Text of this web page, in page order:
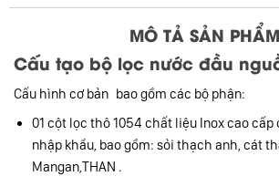
MÔ TẢ SẢN PHẨM
Cấu tạo bộ lọc nước đầu
Cấu hình cơ bản bao gồm các bộ phận:
01 cột lọc thô 1054 chất liệu Inox cao
nhập khẩu, bao gồm: sỏi thạch anh, cát
Mangan,THAN .